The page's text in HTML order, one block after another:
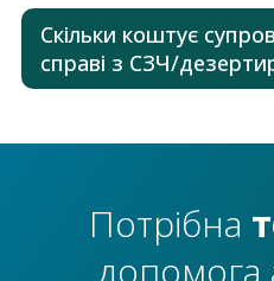
Скільки коштує
справі з СЗЧ/
Потрібна
допомога